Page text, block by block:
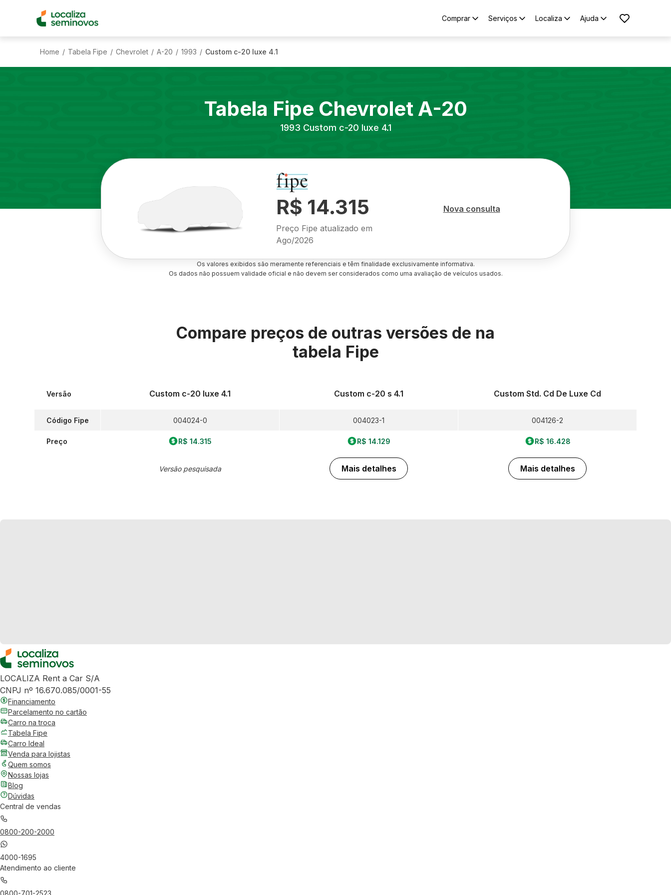
Comprar Serviços Localiza Ajuda
Home / Tabela Fipe / Chevrolet / A-20 / 1993 / Custom c-20 luxe 4.1
Tabela Fipe Chevrolet A-20
1993 Custom c-20 luxe 4.1
R$ 14.315
Preço Fipe atualizado em
Ago/2026
Nova consulta
Os valores exibidos são meramente referenciais e têm finalidade exclusivamente informativa.
Os dados não possuem validade oficial e não devem ser considerados como uma avaliação de veículos usados.
Compare preços de outras versões de na
tabela Fipe
Versão
Código Fipe
Preço
Custom c-20 luxe 4.1
004024-0
R$ 14.315
Versão pesquisada
Custom c-20 s 4.1
004023-1
R$ 14.129
Mais detalhes
Custom Std. Cd De Luxe Cd
004126-2
R$ 16.428
Mais detalhes
LOCALIZA Rent a Car S/A
CNPJ nº 16.670.085/0001-55
Financiamento
Parcelamento no cartão
Carro na troca
Tabela Fipe
Carro Ideal
Venda para lojistas
Quem somos
Nossas lojas
Blog
Dúvidas
Central de vendas
0800-200-2000
4000-1695
Atendimento ao cliente
0800-701-2523